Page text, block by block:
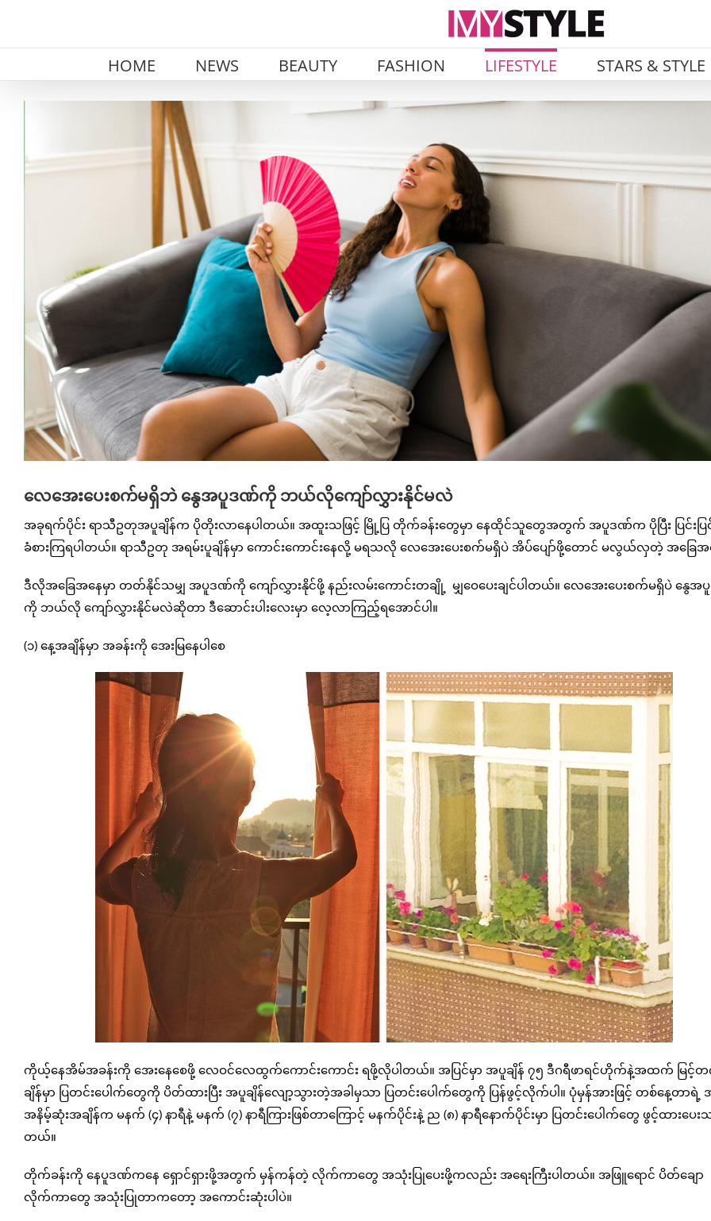
HOME NEWS BEAUTY FASHION LIFESTYLE STARS & STYLE
Image
လေအေးပေးစက်မရှိဘဲ နွေအပူဒဏ်ကို ဘယ်လိုကျော်လွှားနိုင်မလဲ
အခုရက်ပိုင်း ရာသီဥတုအပူချိန်က ပိုတိုးလာနေပါတယ်။ အထူးသဖြင့် မြို့ပြ တိုက်ခန်းတွေမှာ နေထိုင်သူတွေအတွက် အပူဒဏ်က ပိုပြီး ပြင်းပြ
ခံစားကြရပါတယ်။ ရာသီဥတု အရမ်းပူချိန်မှာ ကောင်းကောင်းနေလို့ မရသလို လေအေးပေးစက်မရှိပဲ အိပ်ပျော်ဖို့တောင် မလွယ်လှတဲ့ အခြေအန
ဒီလိုအခြေအနေမှာ တတ်နိုင်သမျှ အပူဒဏ်ကို ကျော်လွှားနိုင်ဖို့ နည်းလမ်းကောင်းတချို့ မျှဝေပေးချင်ပါတယ်။ လေအေးပေးစက်မရှိပဲ နွေအ
ကို ဘယ်လို ကျော်လွှားနိုင်မလဲဆိုတာ ဒီဆောင်းပါးလေးမှာ လေ့လာကြည့်ရအောင်ပါ။
(၁) နေ့အချိန်မှာ အခန်းကို အေးမြနေပါစေ
ကိုယ့်နေအိမ်အခန်းကို အေးနေစေဖို့ လေဝင်လေထွက်ကောင်းကောင်း ရဖို့လိုပါတယ်။ အပြင်မှာ အပူချိန် ၇၅ ဒီဂရီဖာရင်ဟိုက်နဲ့အထက် မြင့်
ချိန်မှာ ပြတင်းပေါက်တွေကို ပိတ်ထားပြီး အပူချိန်လျော့သွားတဲ့အခါမှသာ ပြတင်းပေါက်တွေကို ပြန်ဖွင့်လိုက်ပါ။ ပုံမှန်အားဖြင့် တစ်နေ့တာရဲ့
အနိမ့်ဆုံးအချိန်က မနက် (၄) နာရီနဲ့ မနက် (၇) နာရီကြားဖြစ်တာကြောင့် မနက်ပိုင်းနဲ့ ည (၈) နာရီနောက်ပိုင်းမှာ ပြတင်းပေါက်တွေ ဖွင့်ထားပေး
တယ်။
တိုက်ခန်းကို နေပူဒဏ်ကနေ ရှောင်ရှားဖို့အတွက် မှန်ကန်တဲ့ လိုက်ကာတွေ အသုံးပြုပေးဖို့ကလည်း အရေးကြီးပါတယ်။ အဖြူရောင် ပိတ်ချော
လိုက်ကာတွေ အသုံးပြုတာကတော့ အကောင်းဆုံးပါပဲ။